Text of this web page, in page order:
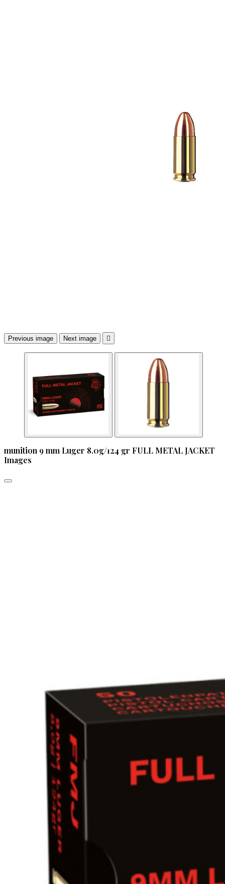
Previous image Next image 
munition 9 mm Luger 8.0g/124 gr FULL METAL JACKET
Images